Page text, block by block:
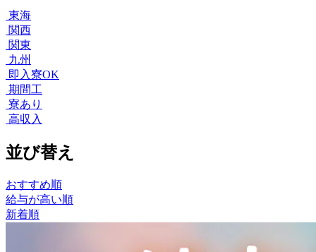
東海
関西
関東
九州
即入寮OK
期間工
寮あり
高収入
並び替え
おすすめ順
給与が高い順
新着順